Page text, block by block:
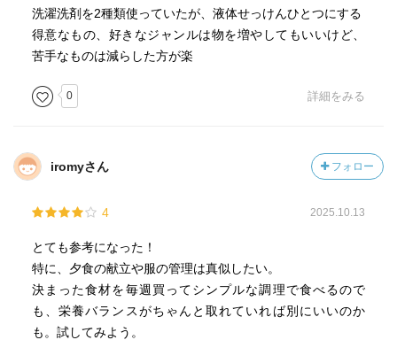
洗濯洗剤を2種類使っていたが、液体せっけんひとつにする
得意なもの、好きなジャンルは物を増やしてもいいけど、
苦手なものは減らした方が楽
0 詳細をみる
iromyさん フォロー
4 2025.10.13
とても参考になった！
特に、夕食の献立や服の管理は真似したい。
決まった食材を毎週買ってシンプルな調理で食べるので
も、栄養バランスがちゃんと取れていれば別にいいのか
も。試してみよう。